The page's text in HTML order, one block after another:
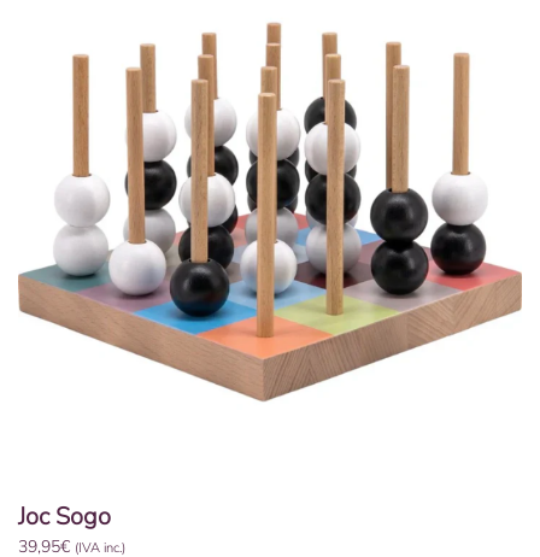
Joc Sogo
39,95€ (IVA inc.)